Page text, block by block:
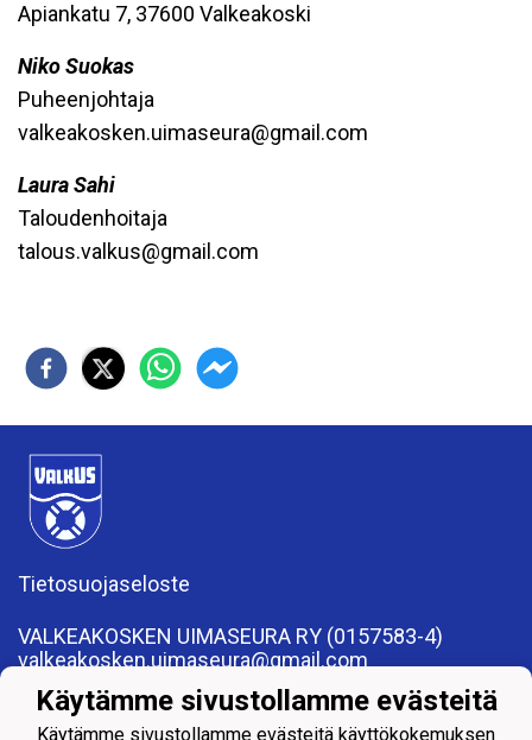
Apiankatu 7, 37600 Valkeakoski
Niko Suokas
Puheenjohtaja
valkeakosken.uimaseura@gmail.com
Laura Sahi
Taloudenhoitaja
talous.valkus@gmail.com
Tietosuojaseloste
VALKEAKOSKEN UIMASEURA RY (0157583-4)
valkeakosken.uimaseura@gmail.com
Apiankatu 7, 37600 Valkeakoski
Käytämme sivustollamme evästeitä
Käytämme sivustollamme evästeitä käyttökokemuksen